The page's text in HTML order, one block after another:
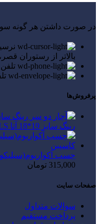
در صورت داشتن هر گونه
بالاتر از رستوران
تلفن
پرفروش‌ها
رینگ سایز 19*18 آتا ATA TOOLS
چسب آکواریوم(سیلیکون)
315,000 تومان
صفحات سایت
سوالات متداول
پرداخت مستقیم